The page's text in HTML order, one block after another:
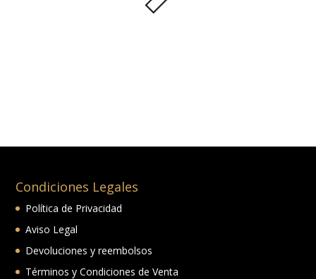
Condiciones Legales
Política de Privacidad
Aviso Legal
Devoluciones y reembolsos
Términos y Condiciones de Venta